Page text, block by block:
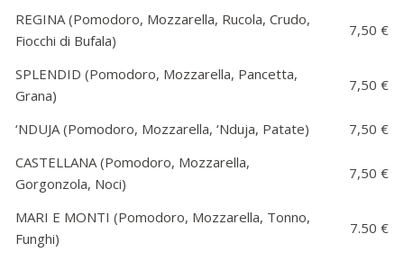
REGINA (Pomodoro, Mozzarella, Rucola, Crudo,
Fiocchi di Bufala)
7,50 €
SPLENDID (Pomodoro, Mozzarella, Pancetta,
Grana)
7,50 €
‘NDUJA (Pomodoro, Mozzarella, ‘Nduja, Patate)
7,50 €
CASTELLANA (Pomodoro, Mozzarella,
Gorgonzola, Noci)
7,50 €
MARI E MONTI (Pomodoro, Mozzarella, Tonno,
Funghi)
7.50 €